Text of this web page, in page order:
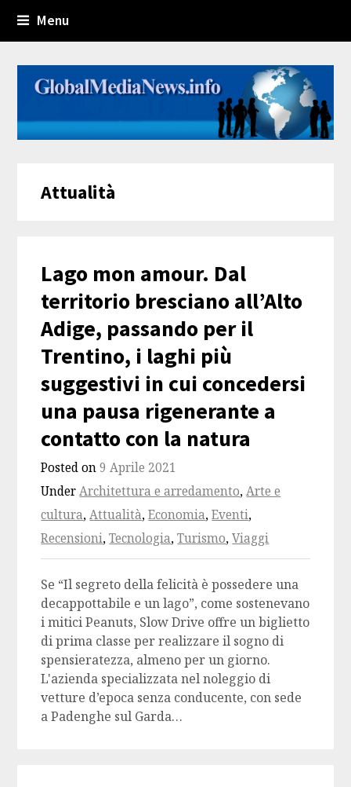
Menu
Attualità
Lago mon amour. Dal
territorio bresciano all’Alto
Adige, passando per il
Trentino, i laghi più
suggestivi in cui concedersi
una pausa rigenerante a
contatto con la natura
Posted on9 Aprile 2021
UnderArchitettura e arredamento,Arte e
cultura,Attualità,Economia,Eventi,
Recensioni,Tecnologia,Turismo,Viaggi
Se “Il segreto della felicità è possedere una
decappottabile e un lago”, come sostenevano
i mitici Peanuts, Slow Drive offre un biglietto
di prima classe per realizzare il sogno di
spensieratezza, almeno per un giorno.
L'azienda specializzata nel noleggio di
vetture d’epoca senza conducente, con sede
a Padenghe sul Garda…